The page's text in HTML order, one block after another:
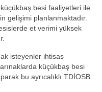
besi faaliyetleri ile
gelişimi planlanmaktadır.
et verimi yüksek
isteyenler ihtisas
küçükbaş besi
bu ayrıcalıklı TDİOSB